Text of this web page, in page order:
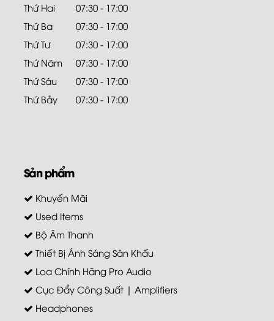
Thứ Hai
07:30 - 17:00
Thứ Ba
07:30 - 17:00
Thứ Tư
07:30 - 17:00
Thứ Năm
07:30 - 17:00
Thứ Sáu
07:30 - 17:00
Thứ Bảy
07:30 - 17:00
Sản phẩm
Khuyến Mãi
Used Items
Bộ Âm Thanh
Thiết Bị Ánh Sáng Sân Khấu
Loa Chính Hãng Pro Audio
Cục Đẩy Công Suất | Amplifiers
Headphones